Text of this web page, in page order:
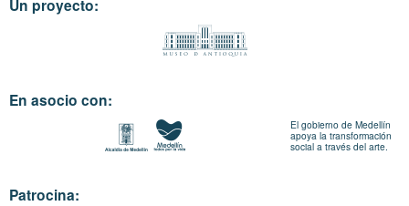
Un proyecto:
En asocio con:
El gobierno de Medellín
apoya la transformación
social a través del arte.
Patrocina: